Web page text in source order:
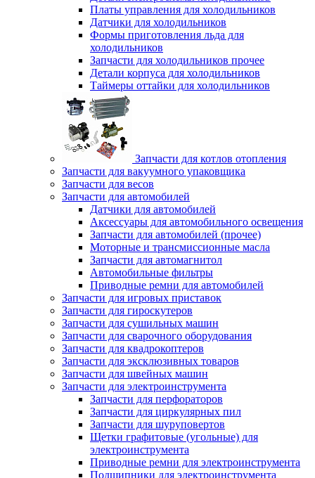
Платы управления для холодильников
Датчики для холодильников
Формы приготовления льда для
холодильников
Запчасти для холодильников прочее
Детали корпуса для холодильников
Таймеры оттайки для холодильников
Запчасти для котлов отопления
Запчасти для вакуумного упаковщика
Запчасти для весов
Запчасти для автомобилей
Датчики для автомобилей
Аксессуары для автомобильного освещения
Запчасти для автомобилей (прочее)
Моторные и трансмиссионные масла
Запчасти для автомагнитол
Автомобильные фильтры
Приводные ремни для автомобилей
Запчасти для игровых приставок
Запчасти для гироскутеров
Запчасти для сушильных машин
Запчасти для сварочного оборудования
Запчасти для квадрокоптеров
Запчасти для эксклюзивных товаров
Запчасти для швейных машин
Запчасти для электроинструмента
Запчасти для перфораторов
Запчасти для циркулярных пил
Запчасти для шуруповертов
Щетки графитовые (угольные) для
электроинструмента
Приводные ремни для электроинструмента
Подшипники для электроинструмента